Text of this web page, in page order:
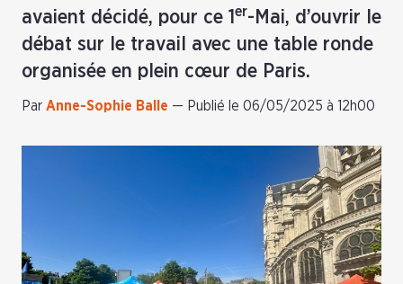
avaient décidé, pour ce 1 er-Mai, d’ouvrir le
débat sur le travail avec une table ronde
organisée en plein cœur de Paris.
Par Anne-Sophie Balle — Publié le 06/05/2025 à 12h00